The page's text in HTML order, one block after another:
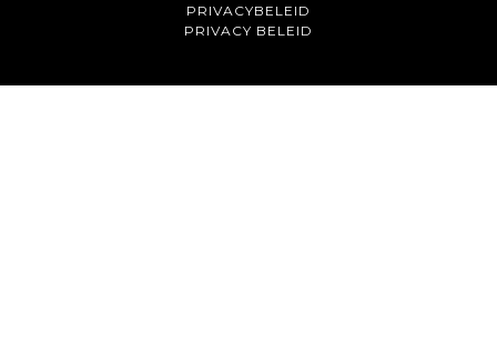
PRIVACYBELEID
PRIVACY BELEID